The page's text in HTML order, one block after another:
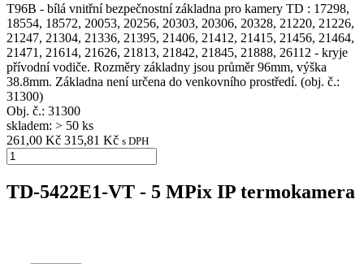
T96B - bílá vnitřní bezpečnostní základna pro kamery TD : 17298,
18554, 18572, 20053, 20256, 20303, 20306, 20328, 21220, 21226,
21247, 21304, 21336, 21395, 21406, 21412, 21415, 21456, 21464,
21471, 21614, 21626, 21813, 21842, 21845, 21888, 26112 - kryje
přívodní vodiče. Rozměry základny jsou průměr 96mm, výška
38.8mm. Základna není určena do venkovního prostředí. (obj. č.:
31300)
Obj. č.: 31300
skladem: > 50 ks
261,00 Kč 315,81 Kč s DPH
TD-5422E1-VT - 5 MPix IP termokamera